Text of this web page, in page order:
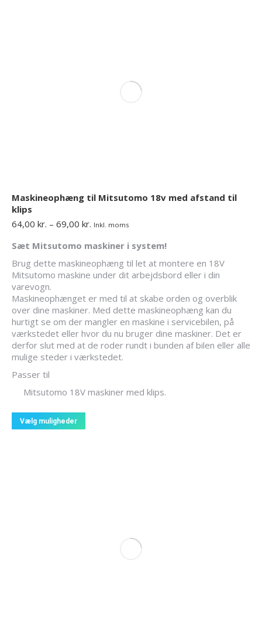
Maskineophæng til Mitsutomo 18v med afstand til
klips
64,00 kr. – 69,00 kr. Prisinterval:
til
69,00 kr.
Inkl. moms
Sæt Mitsutomo maskiner i system!
Brug dette maskineophæng til let at montere en 18V
Mitsutomo maskine under dit arbejdsbord eller i din
varevogn.
Maskineophænget er med til at skabe orden og overblik
over dine maskiner. Med dette maskineophæng kan du
hurtigt se om der mangler en maskine i servicebilen, på
værkstedet eller hvor du nu bruger dine maskiner. Det er
derfor slut med at de roder rundt i bunden af bilen eller alle
mulige steder i værkstedet.
Passer til
Mitsutomo 18V maskiner med klips.
Vælg muligheder
vare